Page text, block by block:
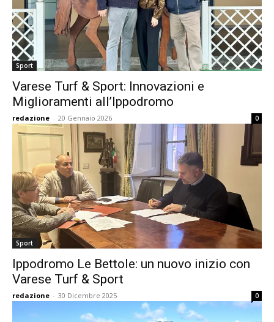
Sport
Varese Turf & Sport: Innovazioni e
Miglioramenti all’Ippodromo
redazione - 20 Gennaio 2026 0
Sport
Ippodromo Le Bettole: un nuovo inizio con
Varese Turf & Sport
redazione - 30 Dicembre 2025 0